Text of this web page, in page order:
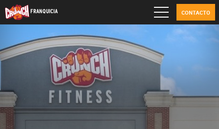
FRANQUICIA CONTACTO